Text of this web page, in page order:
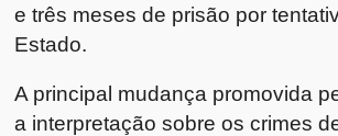
e três meses de prisão por
Estado.
A principal mudança promovida
a interpretação sobre os crimes